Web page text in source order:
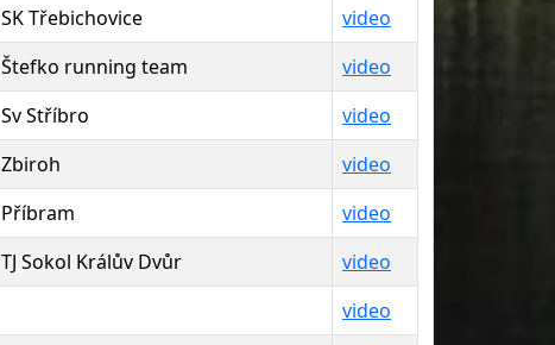
SK Třebichovice
video
Štefko running team
video
Sv Stříbro
video
Zbiroh
video
Příbram
video
TJ Sokol Králův Dvůr
video
video